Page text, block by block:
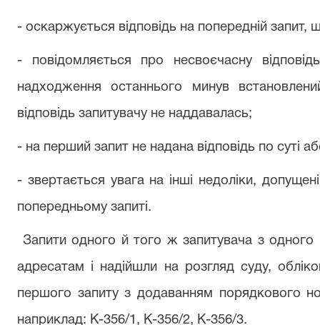
- оскаржується відповідь на попередній запит,
- повідомляється про несвоєчасну
надходження останнього минув
відповідь запитувачу не наддавалась;
- на перший запит не надана відповідь по суті
- звертається увага на інші недоліки,
попередньому запиті.
Запити одного й того ж запитувача з одного
адресатам і надійшли на розгляд суду,
першого запиту з додаванням порядкового
наприклад: К-356/1, К-356/2, К-356/3.